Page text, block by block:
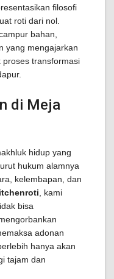
filosofi
roti dari nol.
bahan,
yang mengajarkan
proses transformasi
di Meja
hidup yang
hukum alamnya
kelembapan, dan
, kami
bisa
adonan
hanya akan
tajam dan